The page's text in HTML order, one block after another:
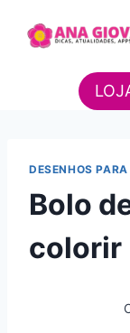
para
DESENHOS
Bolo
colorir